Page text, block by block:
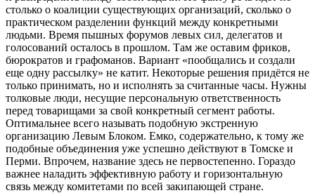
столько о коалиции существующих организаций, сколько о
практическом разделении функций между конкретными
людьми. Время пышных форумов левых сил, делегатов и
голосований осталось в прошлом. Там же оставим фриков,
бюрократов и графоманов. Вариант «пообщались и создали
еще одну рассылку» не катит. Некоторые решения придётся не
только принимать, но и исполнять за считанные часы. Нужны
толковые люди, несущие персональную ответственность
перед товарищами за свой конкретный сегмент работы.
Оптимальнее всего называть подобную экстренную
организацию Левым Блоком. Емко, содержательно, к тому же
подобные объединения уже успешно действуют в Томске и
Перми. Впрочем, название здесь не первостепенно. Гораздо
важнее наладить эффективную работу и горизонтальную
связь между комитетами по всей закипающей стране.